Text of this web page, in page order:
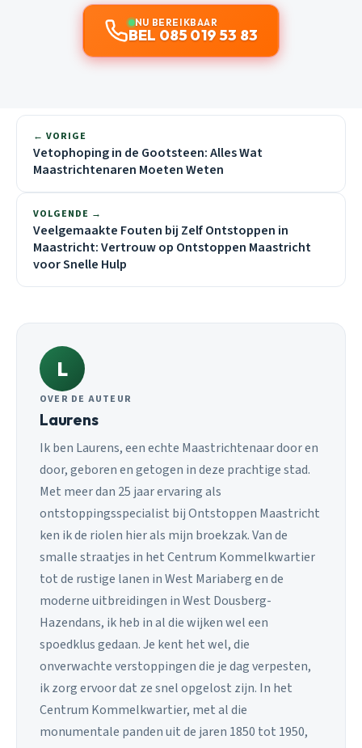
NU BEREIKBAAR
BEL 085 019 53 83
← VORIGE
Vetophoping in de Gootsteen: Alles Wat
Maastrichtenaren Moeten Weten
VOLGENDE →
Veelgemaakte Fouten bij Zelf Ontstoppen in
Maastricht: Vertrouw op Ontstoppen Maastricht
voor Snelle Hulp
L
OVER DE AUTEUR
Laurens
Ik ben Laurens, een echte Maastrichtenaar door en
door, geboren en getogen in deze prachtige stad.
Met meer dan 25 jaar ervaring als
ontstoppingsspecialist bij Ontstoppen Maastricht
ken ik de riolen hier als mijn broekzak. Van de
smalle straatjes in het Centrum Kommelkwartier
tot de rustige lanen in West Mariaberg en de
moderne uitbreidingen in West Dousberg-
Hazendans, ik heb in al die wijken wel een
spoedklus gedaan. Je kent het wel, die
onverwachte verstoppingen die je dag verpesten,
ik zorg ervoor dat ze snel opgelost zijn. In het
Centrum Kommelkwartier, met al die
monumentale panden uit de jaren 1850 tot 1950,